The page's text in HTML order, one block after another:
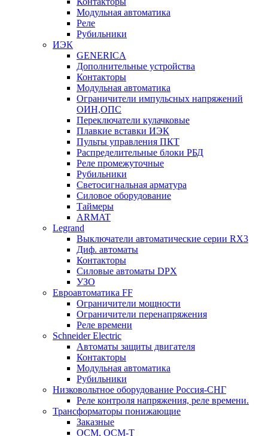
Модульная автоматика
Реле
Рубильники
ИЭК
GENERICA
Дополнительные устройства
Контакторы
Модульная автоматика
Ограничители импульсных напряжений
ОИН,ОПС
Переключатели кулачковые
Плавкие вставки ИЭК
Пульты управления ПКТ
Распределительные блоки РБД
Реле промежуточные
Рубильники
Светосигнальная арматура
Силовое оборудование
Таймеры
ARMAT
Legrand
Выключатели автоматические серии RX3
Диф. автоматы
Контакторы
Силовые автоматы DPX
УЗО
Евроавтоматика FF
Ограничители мощности
Ограничители перенапряжения
Реле времени
Schneider Electric
Автоматы защиты двигателя
Контакторы
Модульная автоматика
Рубильники
Низковольтное оборудование Россия-СНГ
Реле контроля напряжения, реле времени.
Трансформаторы понижающие
Заказные
ОСМ, ОСМ-Т